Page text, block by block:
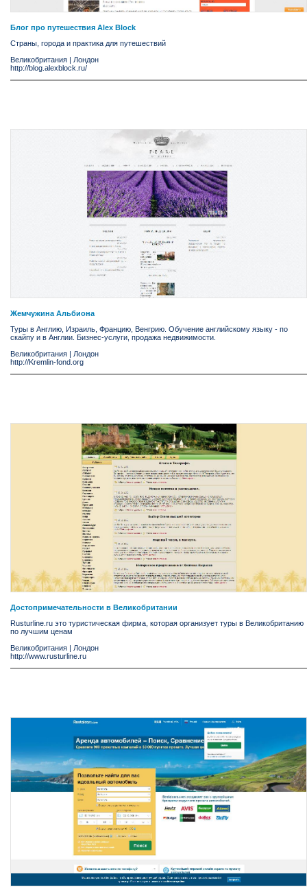
Блог про путешествия Alex Block
Страны, города и практика для путешествий
Великобритания
Лондон
http://blog.alexblock.ru/
Жемчужина Альбиона
Туры в Англию, Израиль, Францию, Венгрию. Обучение английскому языку - по
скайпу и в Англии. Бизнес-услуги, продажа недвижимости.
Великобритания
Лондон
http://Kremlin-fond.org
Достопримечательности в Великобритании
Rusturline.ru это туристическая фирма, которая организует туры в Великобританию
по лучшим ценам
Великобритания | Лондон
http://www.rusturline.ru